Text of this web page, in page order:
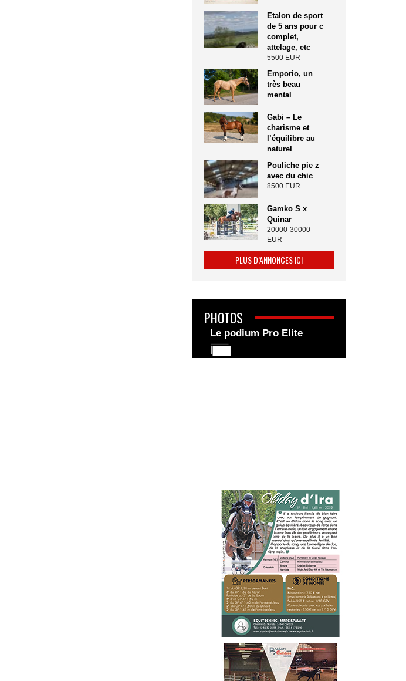
Etalon de sport
de 5 ans pour c
complet,
attelage, etc
5500 EUR
Emporio, un
très beau
mental
Gabi – Le
charisme et
l’équilibre au
naturel
Pouliche pie z
avec du chic
8500 EUR
Gamko S x
Quinar
20000-30000
EUR
PLUS D’ANNONCES ICI
PHOTOS
Le podium Pro Elite